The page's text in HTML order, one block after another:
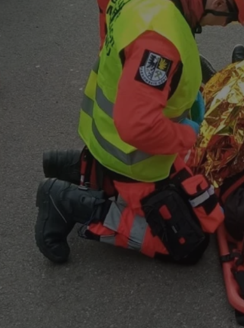
Niezbędne pliki cookie umożliwiają korzystanie z podstawowych
zarządzanie kontem. Bez niezbędnych plików cookie nie można
/
Domena
SessID zabrze.com.pl 1 rok
zabrze.com.pl 1 rok
MvSessID
zabrze.com.pl 1 rok
Cloudflare
Inc.
29 minut 53
sekundy
__cf_bm
Cloudflare
.twitter.com
29 minut 55
sekund
CookieScriptConsent
CookieScript
zabrze.com.pl
4 tygodnie 2 dni
VISITOR_PRIVACY_METADATA
YouTube
.youtube.com
5 miesięcy 4
tygodnie
Google Privacy Policy